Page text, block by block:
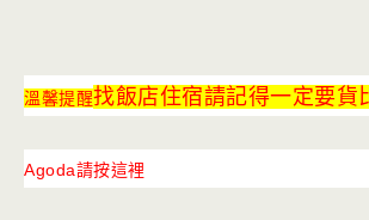
溫馨提醒找飯店住宿請記得一定要貨
Agoda請按這裡